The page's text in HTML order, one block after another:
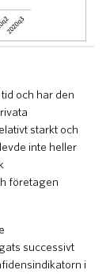
och har den
starkt och
inte heller
företagen
successivt
i